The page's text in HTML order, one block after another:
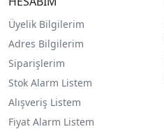
Üyelik Bilgilerim
Adres Bilgilerim
Siparişlerim
Stok Alarm Listem
Alışveriş Listem
Fiyat Alarm Listem